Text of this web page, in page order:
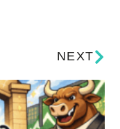
NEXT